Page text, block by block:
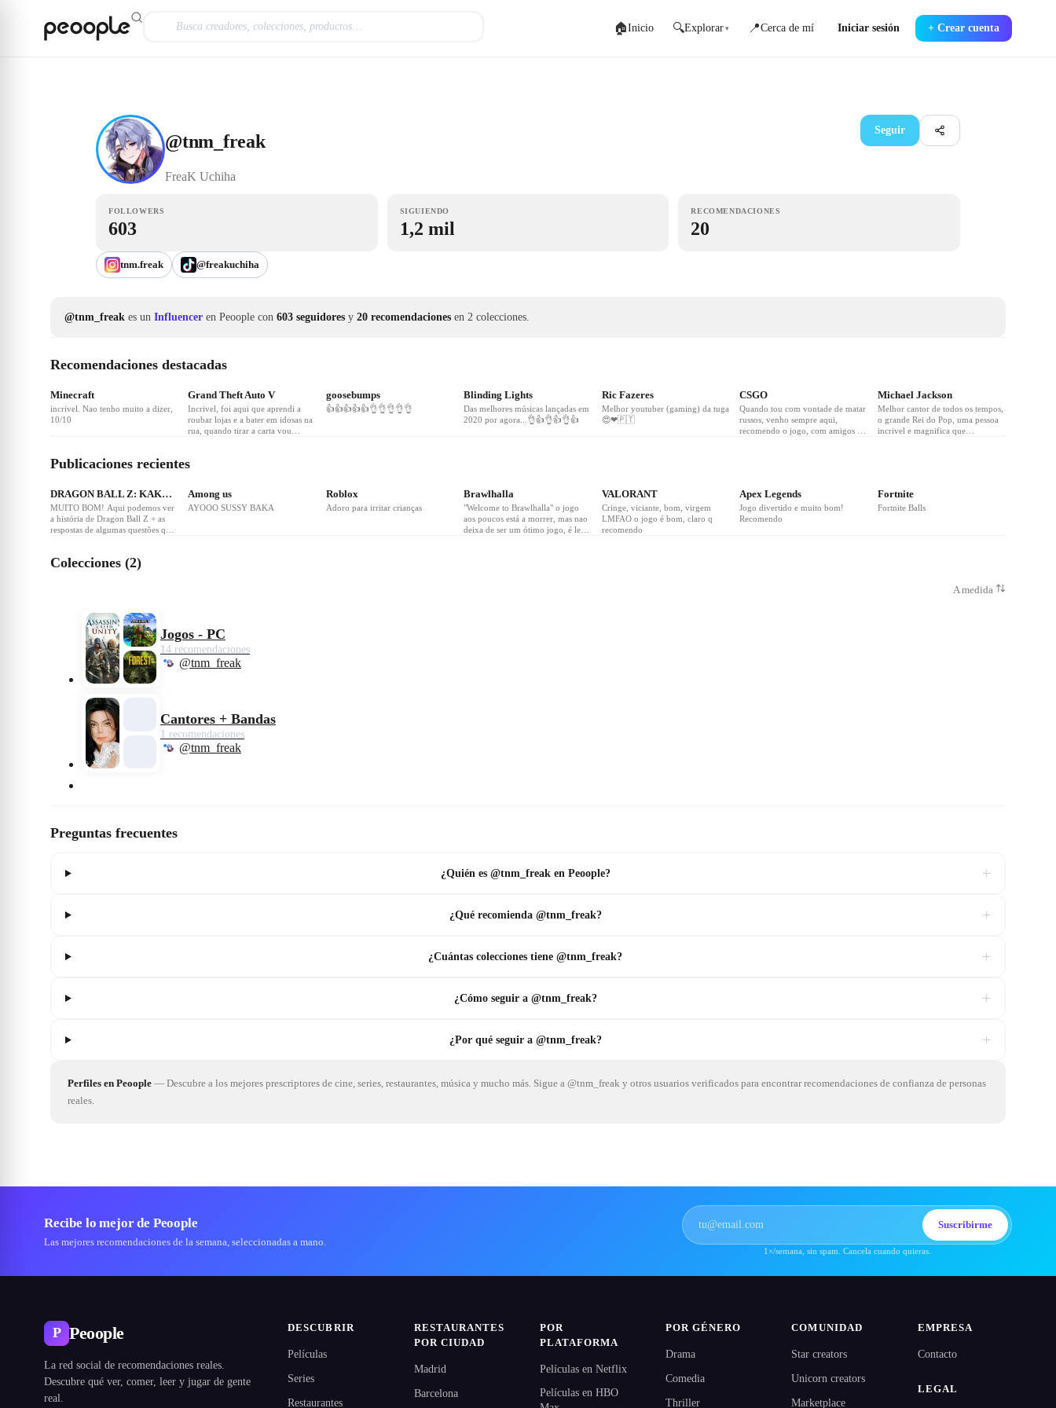
🏠Inicio 🔍Explorar ▾ 📍Cerca de mí Iniciar sesión + Crear cuenta
@tnm_freak
FreaK Uchiha
Seguir
FOLLOWERS
603
SIGUIENDO
1,2 mil
RECOMENDACIONES
20
tnm.freak @freakuchiha
@tnm_freak es un Influencer en Peoople con 603 seguidores y 20 recomendaciones en 2 colecciones.
Recomendaciones destacadas
❤82
Minecraft
incrivel. Nao tenho muito a dizer,
10/10
❤76
Grand Theft Auto V
Incrivel, foi aqui que aprendi a
roubar lojas e a bater em idosas na
rua, quando tirar a carta vou
goosebumps
👍👍👍👍👍👌👌👌👌👌
Blinding Lights
Das melhores músicas lançadas em
2020 por agora...👌👍👌👍👌👍
Ric Fazeres
Melhor youtuber (gaming) da tuga
😍❤🇵🇹
CSGO
Quando tou com vontade de matar
russos, venho sempre aqui,
recomendo o jogo, com amigos é
Michael Jackson
Melhor cantor de todos os tempos,
o grande Rei do Pop, uma pessoa
incrivel e magnifica que
Publicaciones recientes
DRAGON BALL Z: KAKAROT - Season Pass
MUITO BOM! Aqui podemos ver
a história de Dragon Ball Z + as
respostas de algumas questões que
Among us
AYOOO SUSSY BAKA
Roblox
Adoro para irritar crianças
Brawlhalla
"Welcome to Brawlhalla" o jogo
aos poucos está a morrer, mas nao
deixa de ser um ótimo jogo, é leve,
VALORANT
Cringe, viciante, bom, virgem
LMFAO o jogo é bom, claro q
recomendo
Apex Legends
Jogo divertido e muito bom!
Recomendo
Fortnite
Fortnite Balls
Colecciones (2)
A medida
Jogos - PC
14 recomendaciones
@tnm_freak
Cantores + Bandas
1 recomendaciones
@tnm_freak
Preguntas frecuentes
¿Quién es @tnm_freak en Peoople? +
¿Qué recomienda @tnm_freak? +
¿Cuántas colecciones tiene @tnm_freak? +
¿Cómo seguir a @tnm_freak? +
¿Por qué seguir a @tnm_freak? +
Perfiles en Peoople — Descubre a los mejores prescriptores de cine, series, restaurantes, música y mucho más. Sigue a @tnm_freak y otros usuarios verificados para encontrar recomendaciones de confianza de personas
reales.
Recibe lo mejor de Peoople
Las mejores recomendaciones de la semana, seleccionadas a mano.
Suscribirme
1×/semana, sin spam. Cancela cuando quieras.
P Peoople
La red social de recomendaciones reales.
Descubre qué ver, comer, leer y jugar de gente
real.
DESCUBRIR
Películas
Series
Restaurantes
RESTAURANTES
POR CIUDAD
Madrid
Barcelona
POR
PLATAFORMA
Películas en Netflix
Películas en HBO
POR GÉNERO
Drama
Comedia
Thriller
COMUNIDAD
Star creators
Unicorn creators
Marketplace
EMPRESA
Contacto
LEGAL